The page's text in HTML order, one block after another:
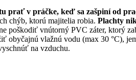
prať v práčke, keď sa zašpiní od
chýb, ktorú majitelia robia. Plachty
poškodiť vnútorný PVC záter, ktorý
obyčajnú vlažnú vodu (max 30 °C),
na vzduchu.